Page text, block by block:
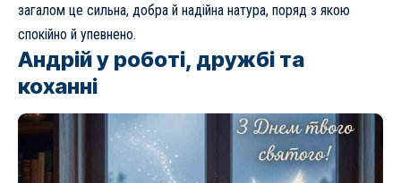
загалом це сильна, добра й надійна натура, поряд з якою
спокійно й упевнено.
Андрій у роботі, дружбі та
коханні